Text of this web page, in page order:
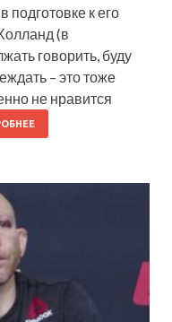
к его
(в
говорить, буду
– это тоже
не нравится